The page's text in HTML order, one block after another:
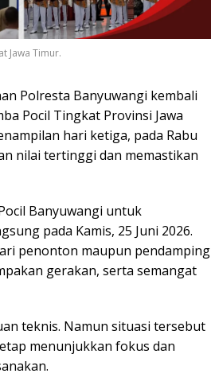
Jawa Timur.
Polresta Banyuwangi kembali
Pocil Tingkat Provinsi Jawa
hari ketiga, pada Rabu
nilai tertinggi dan memastikan
Banyuwangi untuk
pada Kamis, 25 Juni 2026.
penonton maupun pendamping
gerakan, serta semangat
teknis. Namun situasi tersebut
menunjukkan fokus dan